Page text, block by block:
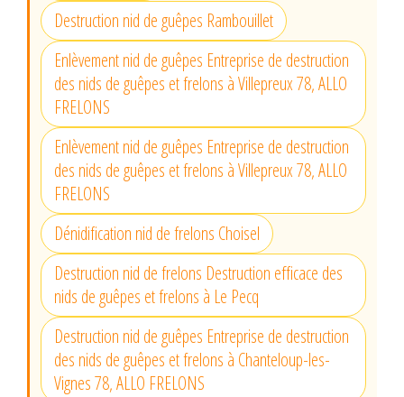
Destruction nid de guêpes Rambouillet
Enlèvement nid de guêpes Entreprise de destruction
des nids de guêpes et frelons à Villepreux 78, ALLO
FRELONS
Enlèvement nid de guêpes Entreprise de destruction
des nids de guêpes et frelons à Villepreux 78, ALLO
FRELONS
Dénidification nid de frelons Choisel
Destruction nid de frelons Destruction efficace des
nids de guêpes et frelons à Le Pecq
Destruction nid de guêpes Entreprise de destruction
des nids de guêpes et frelons à Chanteloup-les-
Vignes 78, ALLO FRELONS